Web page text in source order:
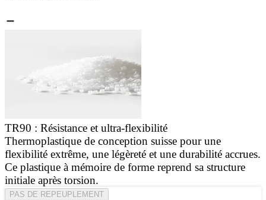
TR90 : Résistance et ultra-flexibilité
Thermoplastique de conception suisse pour une
flexibilité extrême, une légèreté et une durabilité accrues.
Ce plastique à mémoire de forme reprend sa structure
initiale après torsion.
PAS DE REPEUPLEMENT